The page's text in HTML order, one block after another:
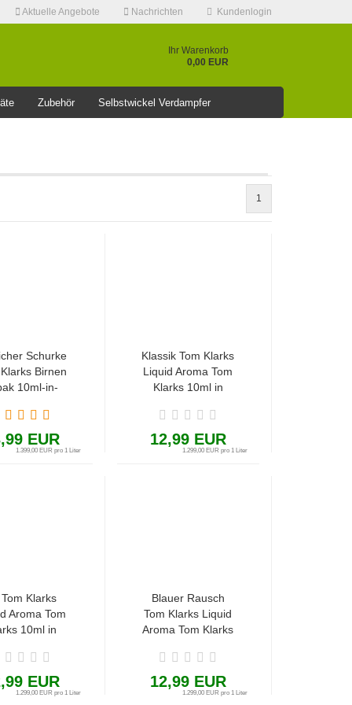
Aktuelle Angebote Nachrichten Kundenlogin
Passwort vergessen?
Ihr Warenkorb
0,00 EUR
Zubehör Selbstwickel Verdampfer
1
Schurke
Birnen
10ml-in-
EUR
1.399,00 EUR pro 1 Liter
Klassik Tom Klarks
Liquid Aroma Tom
Klarks 10ml in
Waldmeister
12,99 EUR
1.299,00 EUR pro 1 Liter
Klarks
Aroma Tom
10ml in
EUR
1.299,00 EUR pro 1 Liter
Blauer Rausch
Tom Klarks Liquid
Aroma Tom Klarks
Menthol Kräuter
12,99 EUR
1.299,00 EUR pro 1 Liter